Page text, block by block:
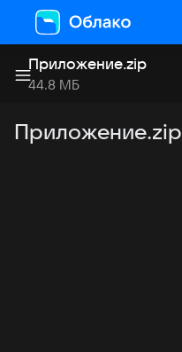
Приложение.zip
44.8 МБ
Приложение.zip